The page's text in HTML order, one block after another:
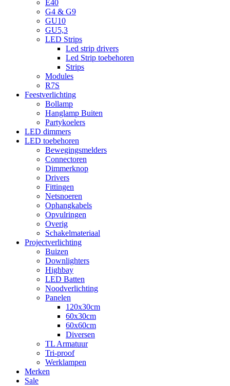
E40
G4 & G9
GU10
GU5,3
LED Strips
Led strip drivers
Led Strip toebehoren
Strips
Modules
R7S
Feestverlichting
Bollamp
Hanglamp Buiten
Partykoelers
LED dimmers
LED toebehoren
Bewegingsmelders
Connectoren
Dimmerknop
Drivers
Fittingen
Netsnoeren
Ophangkabels
Opvulringen
Overig
Schakelmateriaal
Projectverlichting
Buizen
Downlighters
Highbay
LED Batten
Noodverlichting
Panelen
120x30cm
60x30cm
60x60cm
Diversen
TL Armatuur
Tri-proof
Werklampen
Merken
Sale